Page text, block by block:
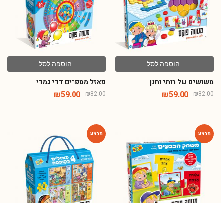
הוספה לסל
משושים של רותי וחנן
₪82.00
₪59.00
הוספה לסל
פאזל מספרים דדי גמדי
₪82.00
₪59.00